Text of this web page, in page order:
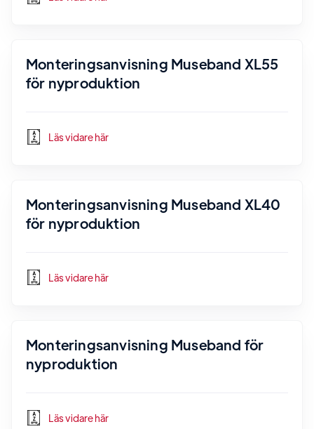
Monteringsanvisning Museband XL55
för nyproduktion
Läs vidare här
Monteringsanvisning Museband XL40
för nyproduktion
Läs vidare här
Monteringsanvisning Museband för
nyproduktion
Läs vidare här